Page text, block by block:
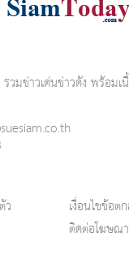
รวมข่าวเด่นข่าวดัง พร้อม
ว
เงื่อนไขข้อต
ติดต่อโฆษณา